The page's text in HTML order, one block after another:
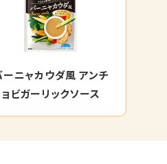
ーニャカウダ風 アンチ
ョビガーリックソース